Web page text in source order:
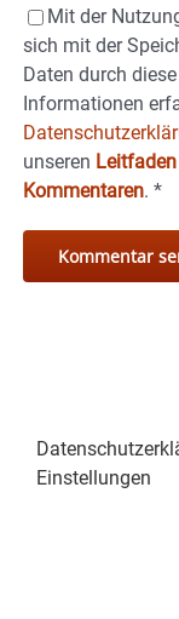
Mit der
sich mit der
Daten durch
Informationen
unseren
Kommentaren. *
Einstellungen